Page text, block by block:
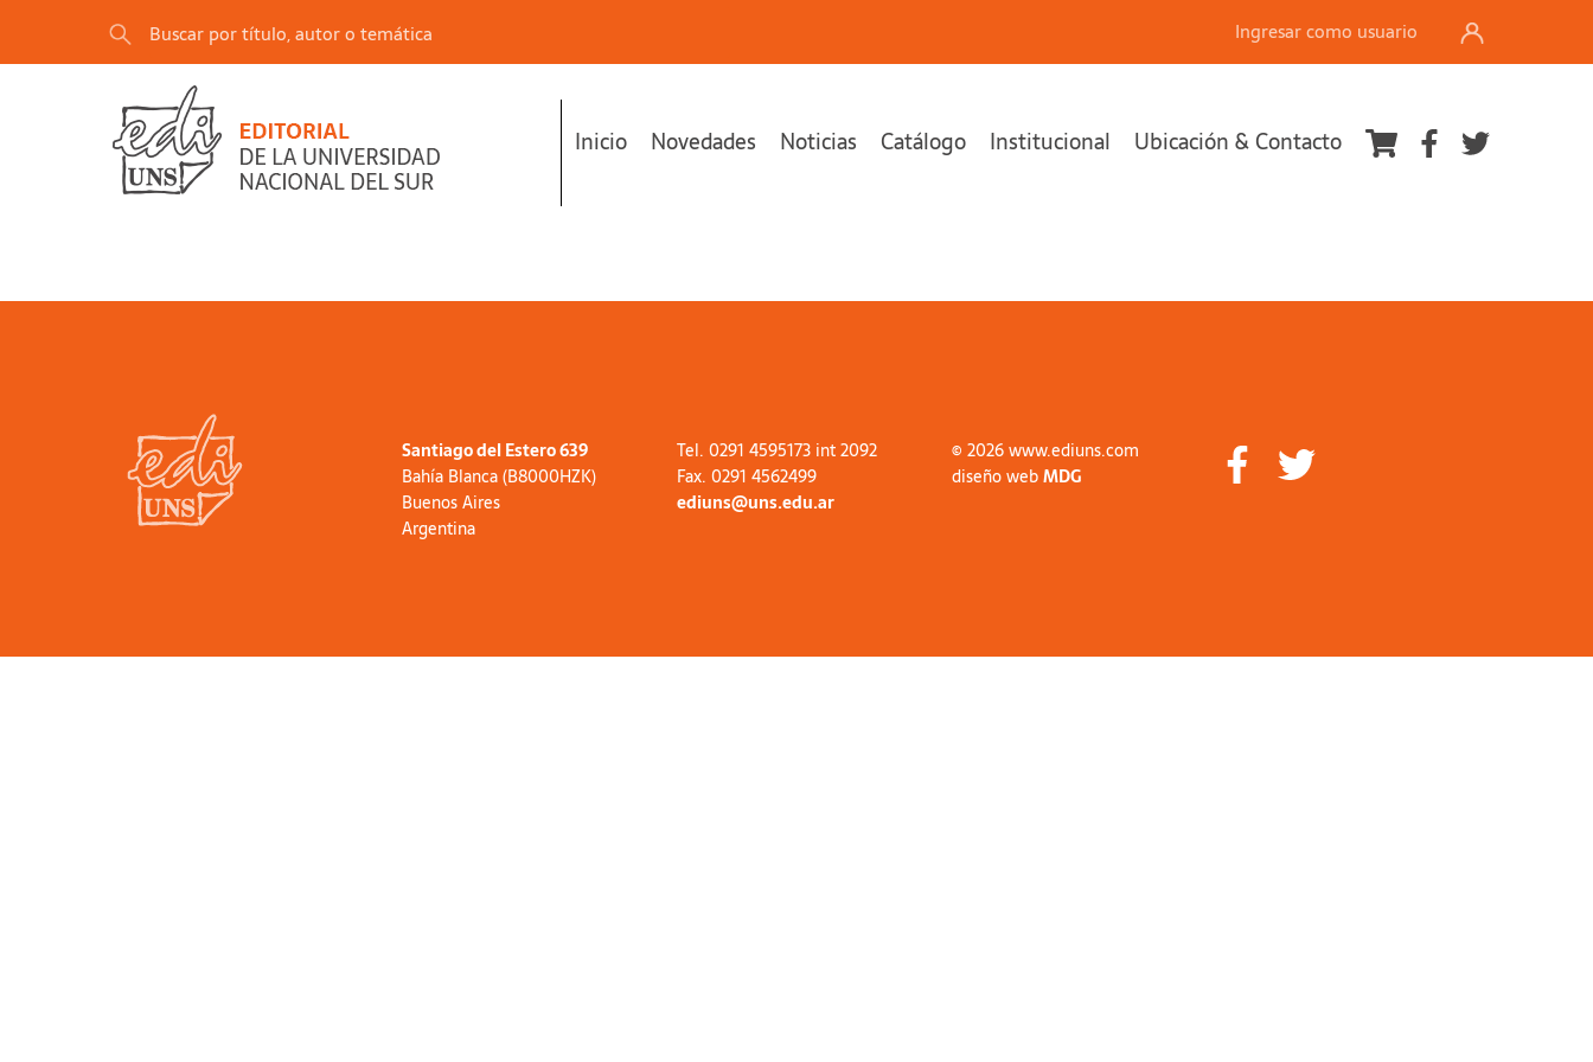
Ingresar como usuario
Inicio Novedades Noticias Catálogo Institucional Ubicación & Contacto
Santiago del Estero 639
Bahía Blanca (B8000HZK)
Buenos Aires
Argentina
Tel. 0291 4595173 int 2092
Fax. 0291 4562499
ediuns@uns.edu.ar
© 2026 www.ediuns.com
diseño webMDG